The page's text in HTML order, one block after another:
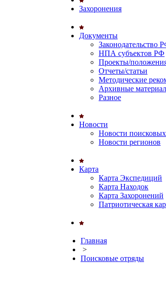
Захоронения
Документы
Законодательство
НПА субъектов РФ
Проекты/
Отчеты/статьи
Методические
Архивные
Разное
Новости
Новости поисковых
Новости регионов
Карта
Карта Экспедиций
Карта Находок
Карта Захоронений
Патриотическая
Главная
>
Поисковые отряды